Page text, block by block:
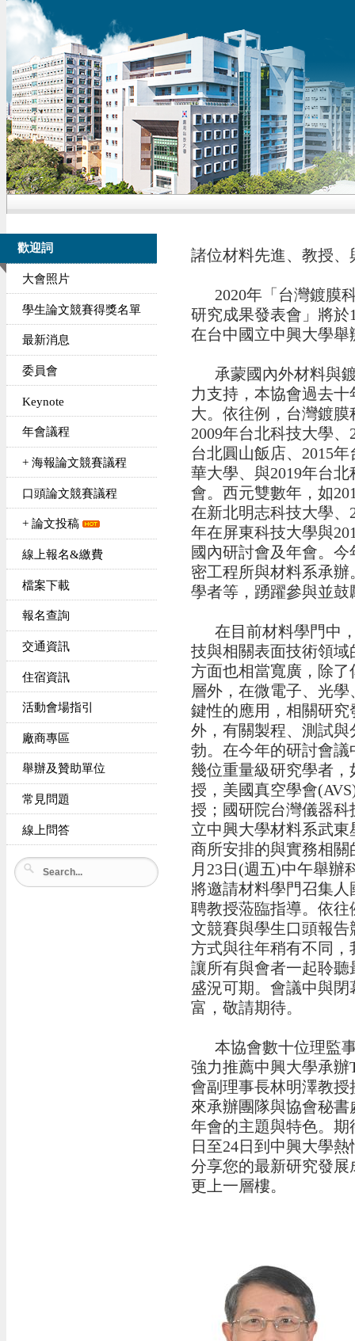
歡迎詞
大會照片
學生論文競賽得獎名單
最新消息
委員會
Keynote
年會議程
+ 海報論文競賽議程
口頭論文競賽議程
+ 論文投稿
線上報名&繳費
檔案下載
報名查詢
交通資訊
住宿資訊
活動會場指引
廠商專區
舉辦及贊助單位
常見問題
線上問答
諸位材料先進、教授
2020年「台灣鍍膜
研究成果發表會」將於
在台中國立中興大學舉
承蒙國內外材料與鍍
力支持，本協會過去
大。依往例，台灣鍍
2009年台北科技大學
台北圓山飯店、2015
華大學、與2019年台
會。西元雙數年，如
在新北明志科技大學、
年在屏東科技大學與
國內研討會及年會。
密工程所與材料系承
學者等，踴躍參與並
在目前材料學門中，
技與相關表面技術領
方面也相當寬廣，除
層外，在微電子、光
鍵性的應用，相關研
外，有關製程、測試
勃。在今年的研討會
幾位重量級研究學者
授，美國真空學會
授；國研院台灣儀器
立中興大學材料系武
商所安排的與實務相
月23日(週五)中午舉辦
將邀請材料學門召集
聘教授蒞臨指導。依
文競賽與學生口頭報
方式與往年稍有不同
讓所有與會者一起聆
盛況可期。會議中與
富，敬請期待。
本協會數十位理監事
強力推薦中興大學承辦
會副理事長林明澤教
來承辦團隊與協會秘
年會的主題與特色。期
日至24日到中興大學
分享您的最新研究發
更上一層樓。